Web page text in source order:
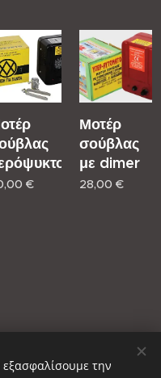
€
Μοτέρ
σούβλας
με dimer
28,00 €
εξασφαλίσουμε την